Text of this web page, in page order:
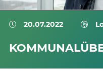
20.07.2022